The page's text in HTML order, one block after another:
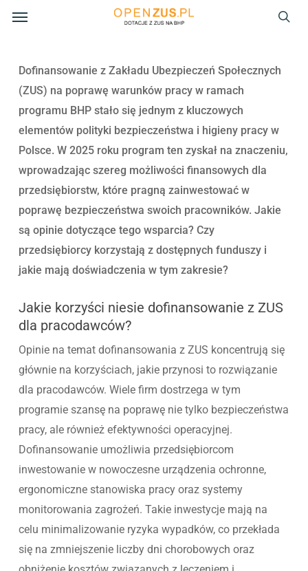
Skip
contentDofinansowanie z Zakładu Ubezpieczeń Społecznych
(ZUS) na poprawę warunków pracy w ramach
programu BHP stało się jednym z kluczowych
elementów polityki bezpieczeństwa i higieny pracy w
Polsce. W 2025 roku program ten zyskał na znaczeniu,
wprowadzając szereg możliwości finansowych dla
przedsiębiorstw, które pragną zainwestować w
poprawę bezpieczeństwa swoich pracowników. Jakie
są opinie dotyczące tego wsparcia? Czy
przedsiębiorcy korzystają z dostępnych funduszy i
jakie mają doświadczenia w tym zakresie?
Jakie korzyści niesie dofinansowanie z ZUS
dla pracodawców?
Opinie na temat dofinansowania z ZUS koncentrują się
głównie na korzyściach, jakie przynosi to rozwiązanie
dla pracodawców. Wiele firm dostrzega w tym
programie szansę na poprawę nie tylko bezpieczeństwa
pracy, ale również efektywności operacyjnej.
Dofinansowanie umożliwia przedsiębiorcom
inwestowanie w nowoczesne urządzenia ochronne,
ergonomiczne stanowiska pracy oraz systemy
monitorowania zagrożeń. Takie inwestycje mają na
celu minimalizowanie ryzyka wypadków, co przekłada
się na zmniejszenie liczby dni chorobowych oraz